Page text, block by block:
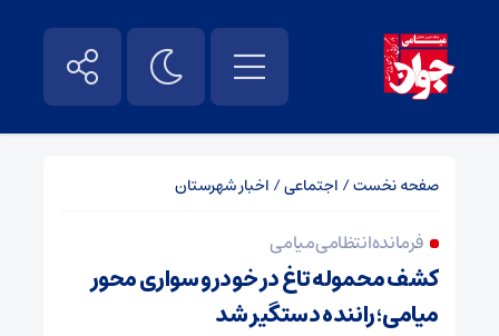
صفحه نخست/ اجتماعی/ اخبار شهرستان
فرمانده انتظامی میامی
کشف محموله تاغ در خودرو سواری محور
میامی؛ راننده دستگیر شد